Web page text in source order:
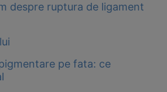
despre ruptura de ligament
pe fata: ce